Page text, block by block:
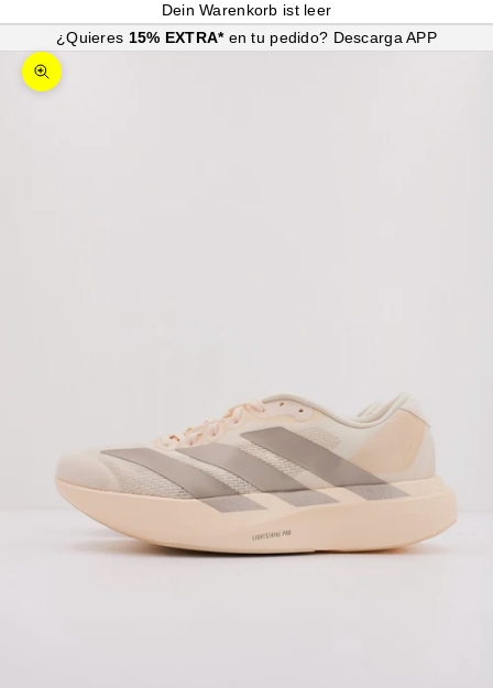
Dein Warenkorb ist leer
¿Quieres 15% EXTRA* en tu pedido? Descarga APP
Bild vergrößern